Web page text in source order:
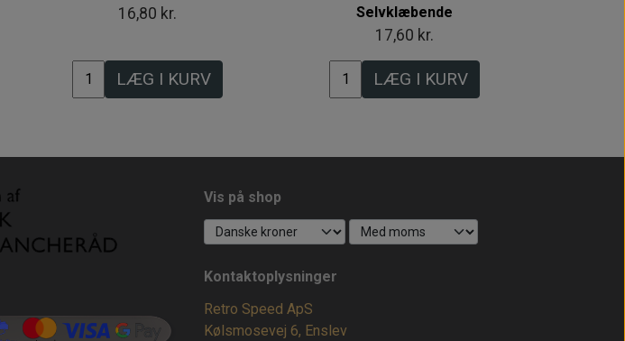
16,80 kr.
LÆG I KURV
Selvklæbende
17,60 kr.
LÆG I KURV
Vis på shop
Kontaktoplysninger
Retro Speed ApS
Kølsmosevej 6, Enslev